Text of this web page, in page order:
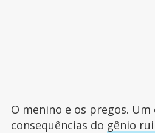
O menino e os pregos.
consequências do gênio